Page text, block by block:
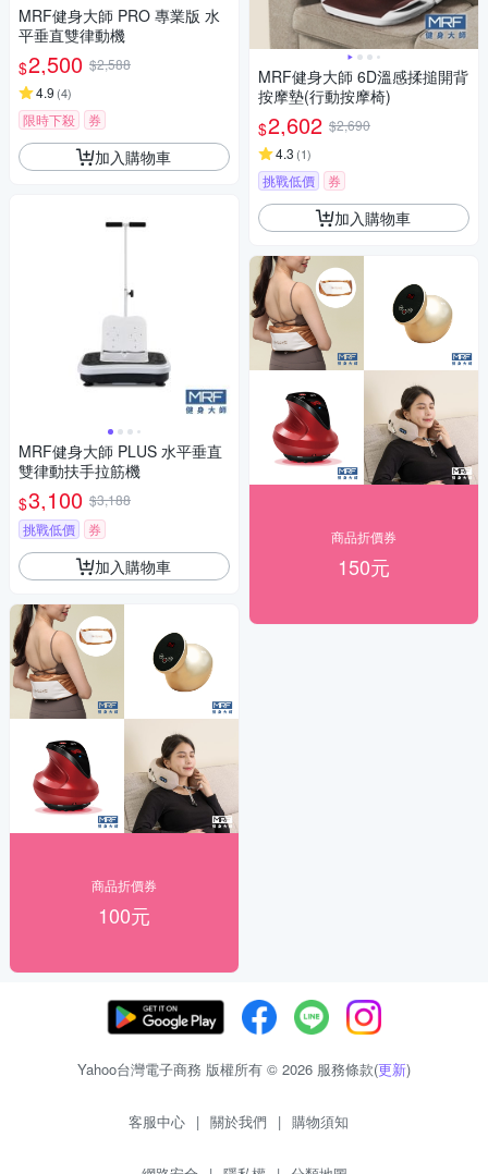
MRF健身大師 PRO 專業版 ⽔
平垂直雙律動機
$2,500 $2,588
4.9 (4)
限時下殺 券
加入購物車
MRF健身大師 PLUS ⽔平垂直
雙律動扶⼿拉筋機
$3,100 $3,188
挑戰低價
券
加入購物車
商品折價券
100元
MRF健身大師 6D溫感揉搥開背
按摩墊(行動按摩椅)
$2,602 $2,690
4.3 (1)
挑戰低價 券
加入購物車
商品折價券
150元
Yahoo台灣電子商務 版權所有 © 2026 服務條款(更新)
客服中心 | 關於我們 | 購物須知